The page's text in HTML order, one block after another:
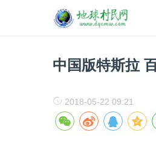
中国版特斯拉
2018-05-22 09:21